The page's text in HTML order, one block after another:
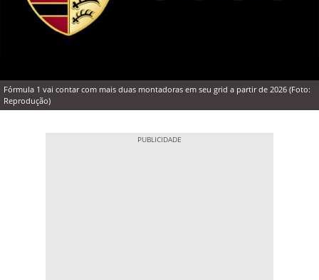
Fórmula 1 vai contar com mais duas montadoras em seu grid a partir de 2026 (Foto:
Reprodução)